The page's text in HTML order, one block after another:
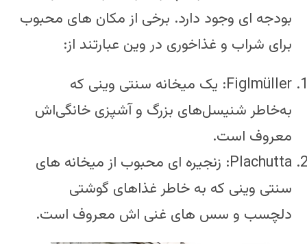
بودجه ای وجود دارد. برخی از مکان های محبوب
برای شراب و غذاخوری در وین عبارتند از:
Figlmüller: یک میخانه سنتی وینی که
به‌خاطر شنیسل‌های بزرگ و آشپزی خانگی‌اش
معروف است.
Plachutta: زنجیره ای محبوب از میخانه های
سنتی وینی که به خاطر غذاهای گوشتی
دلچسب و سس های غنی اش معروف است.